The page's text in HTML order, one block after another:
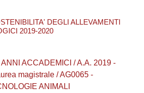
DEGLI ALLEVAMENTI
2019-2020
ACCADEMICI / A.A. 2019 -
magistrale / AG0065 -
ANIMALI